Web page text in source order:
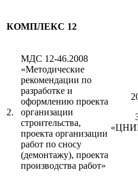
КОМПЛЕКС 12
2.
МДС 12-46.2008
«Методические
рекомендации по
разработке и
оформлению проекта
организации
строительства,
проекта организации
работ по сносу
(демонтажу), проекта
производства работ»